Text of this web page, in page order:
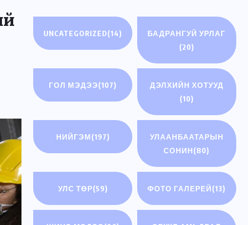
UNCATEGORIZED(14)
БАДРАНГУЙ УРЛАГ
(20)
ГОЛ МЭДЭЭ(107)
ДЭЛХИЙН ХОТУУД
(10)
НИЙГЭМ(197)
УЛААНБААТАРЫН
СОНИН(80)
УЛС ТӨР(59) ФОТО ГАЛЕРЕЙ(13)